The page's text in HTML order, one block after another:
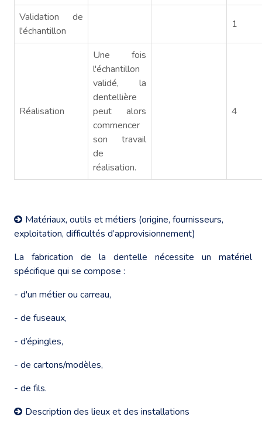
Validation de
l'échantillon
1
Réalisation
Une fois
l'échantillon
validé, la
dentellière
peut alors
commencer
son travail
de
réalisation.
4
Matériaux, outils et métiers (origine, fournisseurs,
exploitation, difficultés d’approvisionnement)
La fabrication de la dentelle nécessite un matériel
spécifique qui se compose :
- d'un métier ou carreau,
- de fuseaux,
- d’épingles,
- de cartons/modèles,
- de fils.
Description des lieux et des installations